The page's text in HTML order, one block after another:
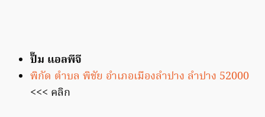
ปั๊ม แอลพีจี
พิกัด ตำบล พิชัย อำเภอเมืองลำปาง ลำปาง 52000
<<< คลิก